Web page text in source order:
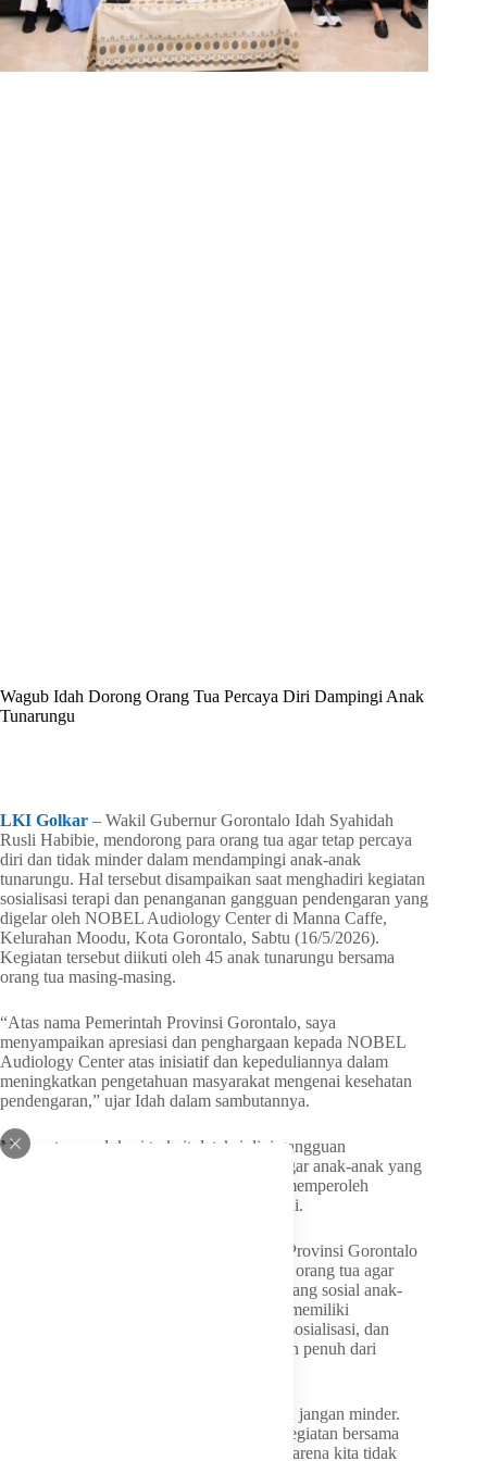
Wagub Idah Dorong Orang Tua Percaya Diri Dampingi Anak
Tunarungu
LKI Golkar – Wakil Gubernur Gorontalo Idah Syahidah
Rusli Habibie, mendorong para orang tua agar tetap percaya
diri dan tidak minder dalam mendampingi anak-anak
tunarungu. Hal tersebut disampaikan saat menghadiri kegiatan
sosialisasi terapi dan penanganan gangguan pendengaran yang
digelar oleh NOBEL Audiology Center di Manna Caffe,
Kelurahan Moodu, Kota Gorontalo, Sabtu (16/5/2026).
Kegiatan tersebut diikuti oleh 45 anak tunarungu bersama
orang tua masing-masing.
“Atas nama Pemerintah Provinsi Gorontalo, saya
menyampaikan apresiasi dan penghargaan kepada NOBEL
Audiology Center atas inisiatif dan kepeduliannya dalam
meningkatkan pengetahuan masyarakat mengenai kesehatan
pendengaran,” ujar Idah dalam sambutannya.
Menurutnya, edukasi terkait deteksi dini gangguan
pendengaran masih perlu terus diperluas agar anak-anak yang
mengalami hambatan pendengaran dapat memperoleh
penanganan dan terapi yang tepat sejak dini.
Idah yang juga mantan Bunda Disabilitas Provinsi Gorontalo
itu turut memberikan motivasi kepada para orang tua agar
tidak merasa minder ataupun membatasi ruang sosial anak-
anak mereka. Menurutnya, anak-anak tuli memiliki
kesempatan yang sama untuk tumbuh, bersosialisasi, dan
meraih prestasi apabila mendapat dukungan penuh dari
“Saya harapkan orang tua jangan malu dan jangan minder.
Tetap ajak anak-anak ini dalam berbagai kegiatan bersama
masyarakat. Jangan hanya di rumah saja, karena kita tidak